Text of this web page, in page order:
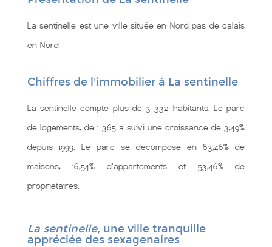
La sentinelle est une ville située en Nord pas de calais
en Nord
Chiffres de l'immobilier à La sentinelle
La sentinelle compte plus de 3 332 habitants. Le parc
de logements, de 1 365 a suivi une croissance de 3,49%
depuis 1999. Le parc se décompose en 83,46% de
maisons, 16,54% d'appartements et 53,46% de
propriétaires.
La sentinelle, une ville tranquille
appréciée des sexagenaires